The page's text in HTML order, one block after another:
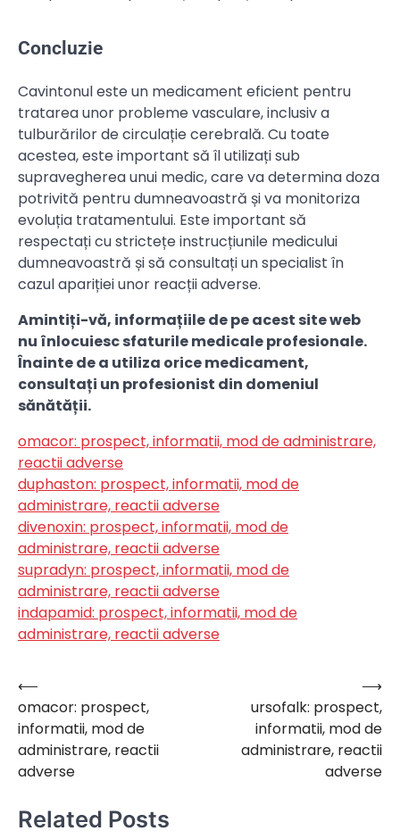
Concluzie
Cavintonul este un medicament eficient pentru
tratarea unor probleme vasculare, inclusiv a
tulburărilor de circulație cerebrală. Cu toate
acestea, este important să îl utilizați sub
supravegherea unui medic, care va determina doza
potrivită pentru dumneavoastră și va monitoriza
evoluția tratamentului. Este important să
respectați cu strictețe instrucțiunile medicului
dumneavoastră și să consultați un specialist în
cazul apariției unor reacții adverse.
Amintiți-vă, informațiile de pe acest site web
nu înlocuiesc sfaturile medicale profesionale.
Înainte de a utiliza orice medicament,
consultați un profesionist din domeniul
sănătății.
omacor: prospect, informatii, mod de administrare,
reactii adverse
duphaston: prospect, informatii, mod de
administrare, reactii adverse
divenoxin: prospect, informatii, mod de
administrare, reactii adverse
supradyn: prospect, informatii, mod de
administrare, reactii adverse
indapamid: prospect, informatii, mod de
administrare, reactii adverse
Navigare
în
articole
⟵
omacor: prospect,
informatii, mod de
administrare, reactii
adverse
ursofalk: prospect,
informatii, mod de
administrare, reactii
adverse
⟶
Related Posts